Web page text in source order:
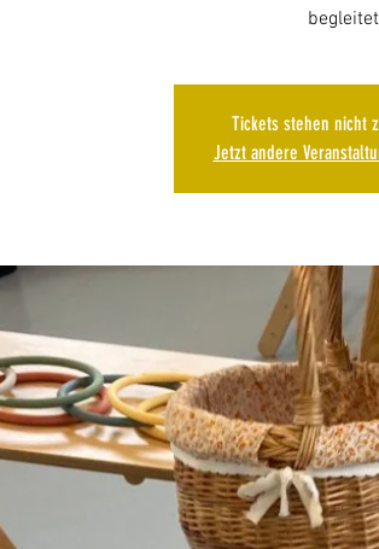
begleitet
Tickets stehen nicht
Jetzt andere